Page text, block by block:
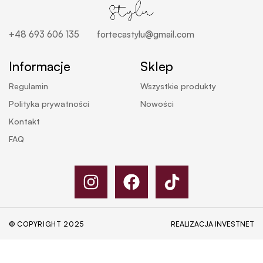
+48 693 606 135 fortecastylu@gmail.com
Informacje
Regulamin
Polityka prywatności
Kontakt
FAQ
Sklep
Wszystkie produkty
Nowości
© COPYRIGHT 2025 REALIZACJA INVESTNET